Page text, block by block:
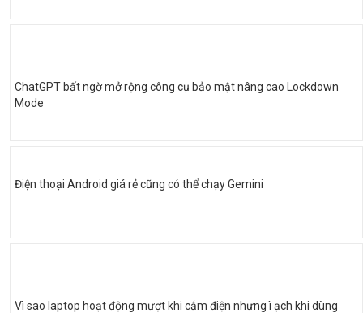
ChatGPT bất ngờ mở rộng công cụ bảo mật nâng cao Lockdown
Mode
Điện thoại Android giá rẻ cũng có thể chạy Gemini
Vì sao laptop hoạt động mượt khi cắm điện nhưng ì ạch khi dùng